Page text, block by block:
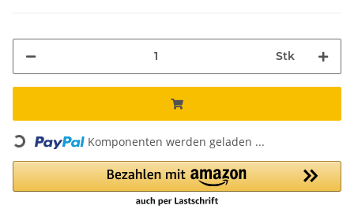
Stk
Loading... Komponenten werden geladen ...